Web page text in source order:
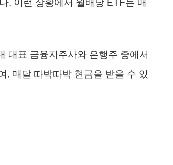
. 이런 상황에서 월배당 ETF는 매
대표 금융지주사와 은행주 중에서
, 매달 따박따박 현금을 받을 수 있